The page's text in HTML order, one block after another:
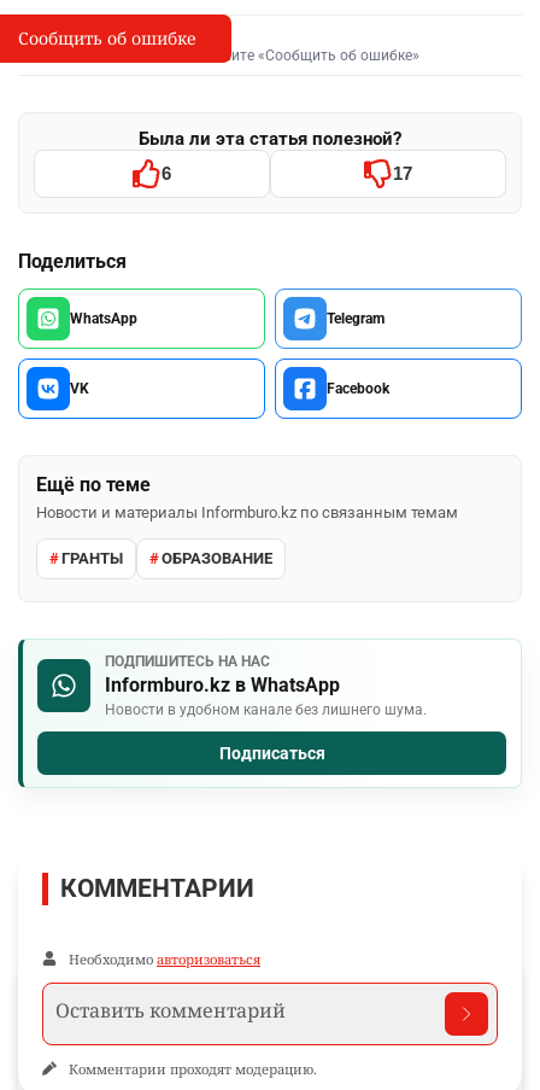
I
Сообщить об опечатке
Выделите фрагмент и нажмите «Сообщить об ошибке»
Была ли эта статья полезной?
6 17
Поделиться
WhatsApp Telegram
VK Facebook
Ещё по теме
Новости и материалы Informburo.kz по связанным темам
ГРАНТЫ ОБРАЗОВАНИЕ
ПОДПИШИТЕСЬ НА НАС
Informburo.kz в WhatsApp
Новости в удобном канале без лишнего шума.
Подписаться
Сообщить об ошибке
КОММЕНТАРИИ
Необходимо авторизоваться
Комментарии проходят модерацию.